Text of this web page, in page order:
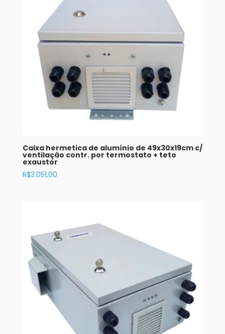
Caixa hermetica de alumínio de 49x30x19cm c/
ventilação contr. por termostato + teto
exaustor
R$3.051,00